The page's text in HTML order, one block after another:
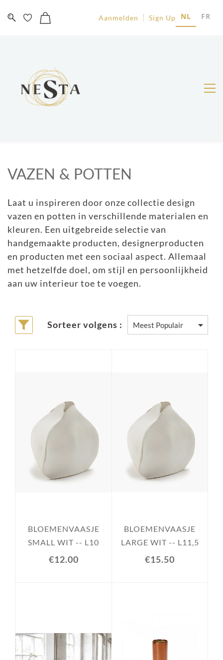
Aanmelden Sign Up NL FR
VAZEN & POTTEN
Laat u inspireren door onze collectie design
vazen en potten in verschillende materialen en
kleuren. Een uitgebreide selectie van
handgemaakte producten, designerproducten
en producten met een sociaal aspect. Allemaal
met hetzelfde doel, om stijl en persoonlijkheid
aan uw interieur toe te voegen.
Sorteer volgens :
BLOEMENVAASJE
SMALL WIT -- L10
€12.00
BLOEMENVAASJE
LARGE WIT -- L11,5
€15.50